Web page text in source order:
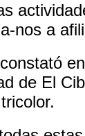
nos a
de El